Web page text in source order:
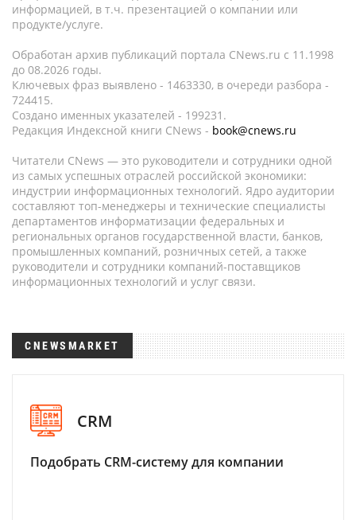
информацией, в т.ч. презентацией о компании или
продукте/услуге.
Обработан архив публикаций портала CNews.ru c 11.1998
до 08.2026 годы.
Ключевых фраз выявлено - 1463330, в очереди разбора -
724415.
Создано именных указателей - 199231.
Редакция Индексной книги CNews - book@cnews.ru
Читатели CNews — это руководители и сотрудники одной
из самых успешных отраслей российской экономики:
индустрии информационных технологий. Ядро аудитории
составляют топ-менеджеры и технические специалисты
департаментов информатизации федеральных и
региональных органов государственной власти, банков,
промышленных компаний, розничных сетей, а также
руководители и сотрудники компаний-поставщиков
информационных технологий и услуг связи.
CNEWSMARKET
CRM
Подобрать CRM-систему для компании